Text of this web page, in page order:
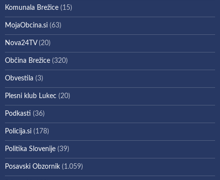
Komunala Brežice (15)
MojaObcina.si (63)
Nova24TV(20)
Občina Brežice (320)
Obvestila (3)
Plesni klub Lukec (20)
Podkasti (36)
Policija.si (178)
Politika Slovenije (39)
Posavski Obzornik (1.059)